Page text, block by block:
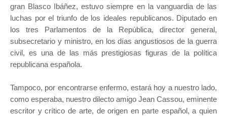
gran Blasco Ibáñez, estuvo siempre en la vanguardia de las
luchas por el triunfo de los ideales republicanos. Diputado en
los tres Parlamentos de la República, director general,
subsecretario y ministro, en los días angustiosos de la guerra
civil, es una de las más prestigiosas figuras de la política
republicana española.
Tampoco, por encontrarse enfermo, estará hoy a nuestro lado,
como esperaba, nuestro dilecto amigo Jean Cassou, eminente
escritor y crítico de arte, de origen en parte español, a quien